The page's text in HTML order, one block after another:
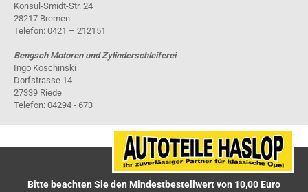
Konsul-Smidt-Str. 24
28217 Bremen
Telefon: 0421 – 212151
Bengsch Motoren und Zylinderschleiferei
Ingo Koschinski
Dorfstrasse 14
27339 Riede
Telefon: 04294 - 673
Bitte beachten Sie den Mindestbestellwert von 10,00 Euro